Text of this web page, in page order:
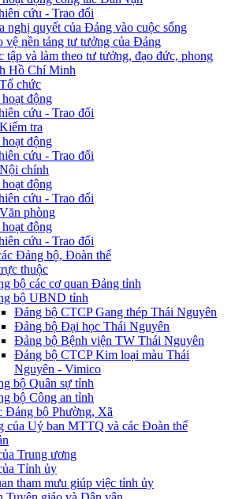
cứu - Trao đổi
nghị quyết của Đảng vào cuộc sống
vệ nền tảng tư tưởng của Đảng
tập và làm theo tư tưởng, đạo đức, phong
Hồ Chí Minh
chức
động
cứu - Trao đổi
tra
động
cứu - Trao đổi
chính
động
cứu - Trao đổi
phòng
động
cứu - Trao đổi
Đảng bộ, Đoàn thể
thuộc
bộ các cơ quan Đảng tỉnh
bộ UBND tỉnh
Đảng bộ CTCP Gang thép Thái Nguyên
Đảng bộ Đại học Thái Nguyên
Đảng bộ Bệnh viện TW Thái Nguyên
Đảng bộ CTCP Kim loại màu Thái
Nguyên - Vimico
bộ Quân sự tỉnh
bộ Công an tỉnh
Đảng bộ Phường, Xã
của Uỷ ban MTTQ và các Đoàn thể
Trung ương
Tỉnh ủy
tham mưu giúp việc tỉnh ủy